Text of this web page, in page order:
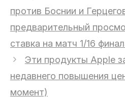
против Боснии и
предварительный
ставка на матч 1/16
Эти продукты Apple
недавнего повышения
момент)